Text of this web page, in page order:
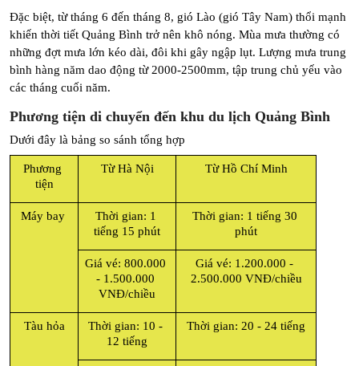
Đặc biệt, từ tháng 6 đến tháng 8, gió Lào (gió Tây Nam) thổi mạnh
khiến thời tiết Quảng Bình trở nên khô nóng. Mùa mưa thường có
những đợt mưa lớn kéo dài, đôi khi gây ngập lụt. Lượng mưa trung
bình hàng năm dao động từ 2000-2500mm, tập trung chủ yếu vào
các tháng cuối năm.
Phương tiện di chuyển đến khu du lịch Quảng Bình
Dưới đây là bảng so sánh tổng hợp
Phương
tiện
Từ Hà Nội Từ Hồ Chí Minh
Máy bay
Thời gian: 1
tiếng 15 phút
Thời gian: 1 tiếng 30
phút
Giá vé: 800.000
- 1.500.000
VNĐ/chiều
Giá vé: 1.200.000 -
2.500.000 VNĐ/chiều
Tàu hỏa
Thời gian: 10 -
12 tiếng
Thời gian: 20 - 24 tiếng